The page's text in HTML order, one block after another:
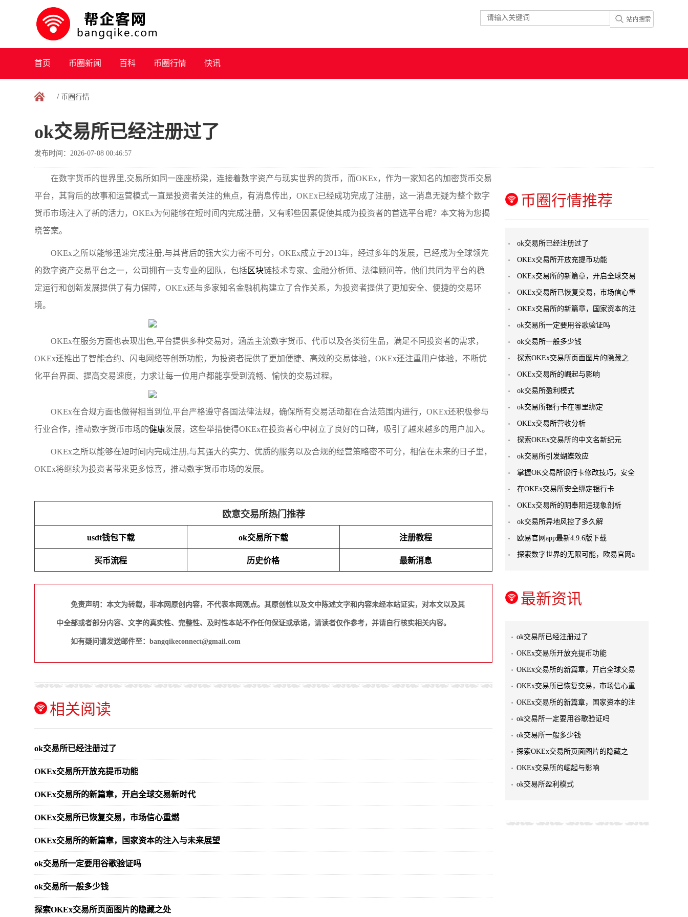
首页 币圈新闻 百科 币圈行情 快讯
/ 币圈行情
ok交易所已经注册过了
发布时间：2026-07-08 00:46:57
在数字货币的世界里,交易所如同一座座桥梁，连接着数字资产与现实世界的货币，而OKEx，作为一家知名的加密货币交易
平台，其背后的故事和运营模式一直是投资者关注的焦点，有消息传出，OKEx已经成功完成了注册，这一消息无疑为整个数字
货币市场注入了新的活力，OKEx为何能够在短时间内完成注册，又有哪些因素促使其成为投资者的首选平台呢？本文将为您揭
晓答案。
OKEx之所以能够迅速完成注册,与其背后的强大实力密不可分，OKEx成立于2013年，经过多年的发展，已经成为全球领先
的数字资产交易平台之一，公司拥有一支专业的团队，包括区块链技术专家、金融分析师、法律顾问等，他们共同为平台的稳
定运行和创新发展提供了有力保障，OKEx还与多家知名金融机构建立了合作关系，为投资者提供了更加安全、便捷的交易环
境。
OKEx在服务方面也表现出色,平台提供多种交易对，涵盖主流数字货币、代币以及各类衍生品，满足不同投资者的需求，
OKEx还推出了智能合约、闪电网络等创新功能，为投资者提供了更加便捷、高效的交易体验，OKEx还注重用户体验，不断优
化平台界面、提高交易速度，力求让每一位用户都能享受到流畅、愉快的交易过程。
OKEx在合规方面也做得相当到位,平台严格遵守各国法律法规，确保所有交易活动都在合法范围内进行，OKEx还积极参与
行业合作，推动数字货币市场的健康发展，这些举措使得OKEx在投资者心中树立了良好的口碑，吸引了越来越多的用户加入。
OKEx之所以能够在短时间内完成注册,与其强大的实力、优质的服务以及合规的经营策略密不可分，相信在未来的日子里，
OKEx将继续为投资者带来更多惊喜，推动数字货币市场的发展。
欧意交易所热门推荐
usdt钱包下载 ok交易所下载 注册教程
买币流程 历史价格 最新消息
免责声明：本文为转载，非本网原创内容，不代表本网观点。其原创性以及文中陈述文字和内容未经本站证实，对本文以及其
中全部或者部分内容、文字的真实性、完整性、及时性本站不作任何保证或承诺，请读者仅作参考，并请自行核实相关内容。
如有疑问请发送邮件至：bangqikeconnect@gmail.com
相关阅读
ok交易所已经注册过了
OKEx交易所开放充提币功能
OKEx交易所的新篇章，开启全球交易新时代
OKEx交易所已恢复交易，市场信心重燃
OKEx交易所的新篇章，国家资本的注入与未来展望
ok交易所一定要用谷歌验证吗
ok交易所一般多少钱
探索OKEx交易所页面图片的隐藏之处
币圈行情推荐
ok交易所已经注册过了
OKEx交易所开放充提币功能
OKEx交易所的新篇章，开启全球交易
OKEx交易所已恢复交易，市场信心重
OKEx交易所的新篇章，国家资本的注
ok交易所一定要用谷歌验证吗
ok交易所一般多少钱
探索OKEx交易所页面图片的隐藏之
OKEx交易所的崛起与影响
ok交易所盈利模式
ok交易所银行卡在哪里绑定
OKEx交易所营收分析
探索OKEx交易所的中文名新纪元
ok交易所引发蝴蝶效应
掌握OK交易所银行卡修改技巧，安全
在OKEx交易所安全绑定银行卡
OKEx交易所的阴奉阳违现象剖析
ok交易所异地风控了多久解
欧易官网app最新4.9.6版下载
探索数字世界的无限可能，欧易官网a
最新资讯
ok交易所已经注册过了
OKEx交易所开放充提币功能
OKEx交易所的新篇章，开启全球交易
OKEx交易所已恢复交易，市场信心重
OKEx交易所的新篇章，国家资本的注
ok交易所一定要用谷歌验证吗
ok交易所一般多少钱
探索OKEx交易所页面图片的隐藏之
OKEx交易所的崛起与影响
ok交易所盈利模式